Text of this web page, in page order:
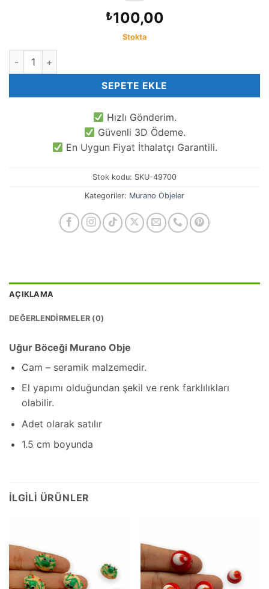
₺100,00
Stokta
Uğur Böceği Murano Obje adet
SEPETE EKLE
Hızlı Gönderim.
Güvenli 3D Ödeme.
En Uygun Fiyat İthalatçı Garantili.
Stok kodu: SKU-49700
Kategoriler: Murano Objeler
AÇIKLAMA
DEĞERLENDIRMELER (0)
Uğur Böceği Murano Obje
Cam – seramik malzemedir.
El yapımı olduğundan şekil ve renk farklılıkları
olabilir.
Adet olarak satılır
1.5 cm boyunda
İLGILI ÜRÜNLER